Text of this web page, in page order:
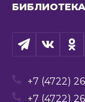
+7 (4722)
+7 (4722)